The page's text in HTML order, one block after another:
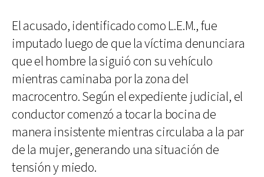
El acusado, identificado como L.E.M., fue
imputado luego de que la víctima denunciara
que el hombre la siguió con su vehículo
mientras caminaba por la zona del
macrocentro. Según el expediente judicial, el
conductor comenzó a tocar la bocina de
manera insistente mientras circulaba a la par
de la mujer, generando una situación de
tensión y miedo.